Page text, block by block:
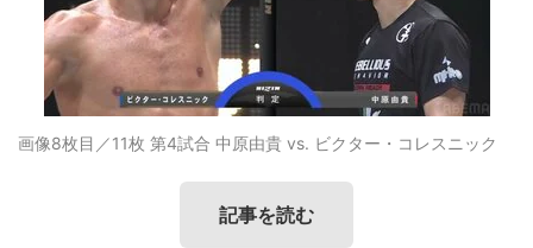
画像8枚目／11枚 第4試合 中原由貴 vs. ビクター・コレスニック
記事を読む